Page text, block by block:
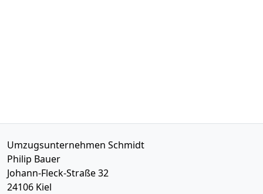
Umzugsunternehmen Schmidt
Philip Bauer
Johann-Fleck-Straße 32
24106 Kiel